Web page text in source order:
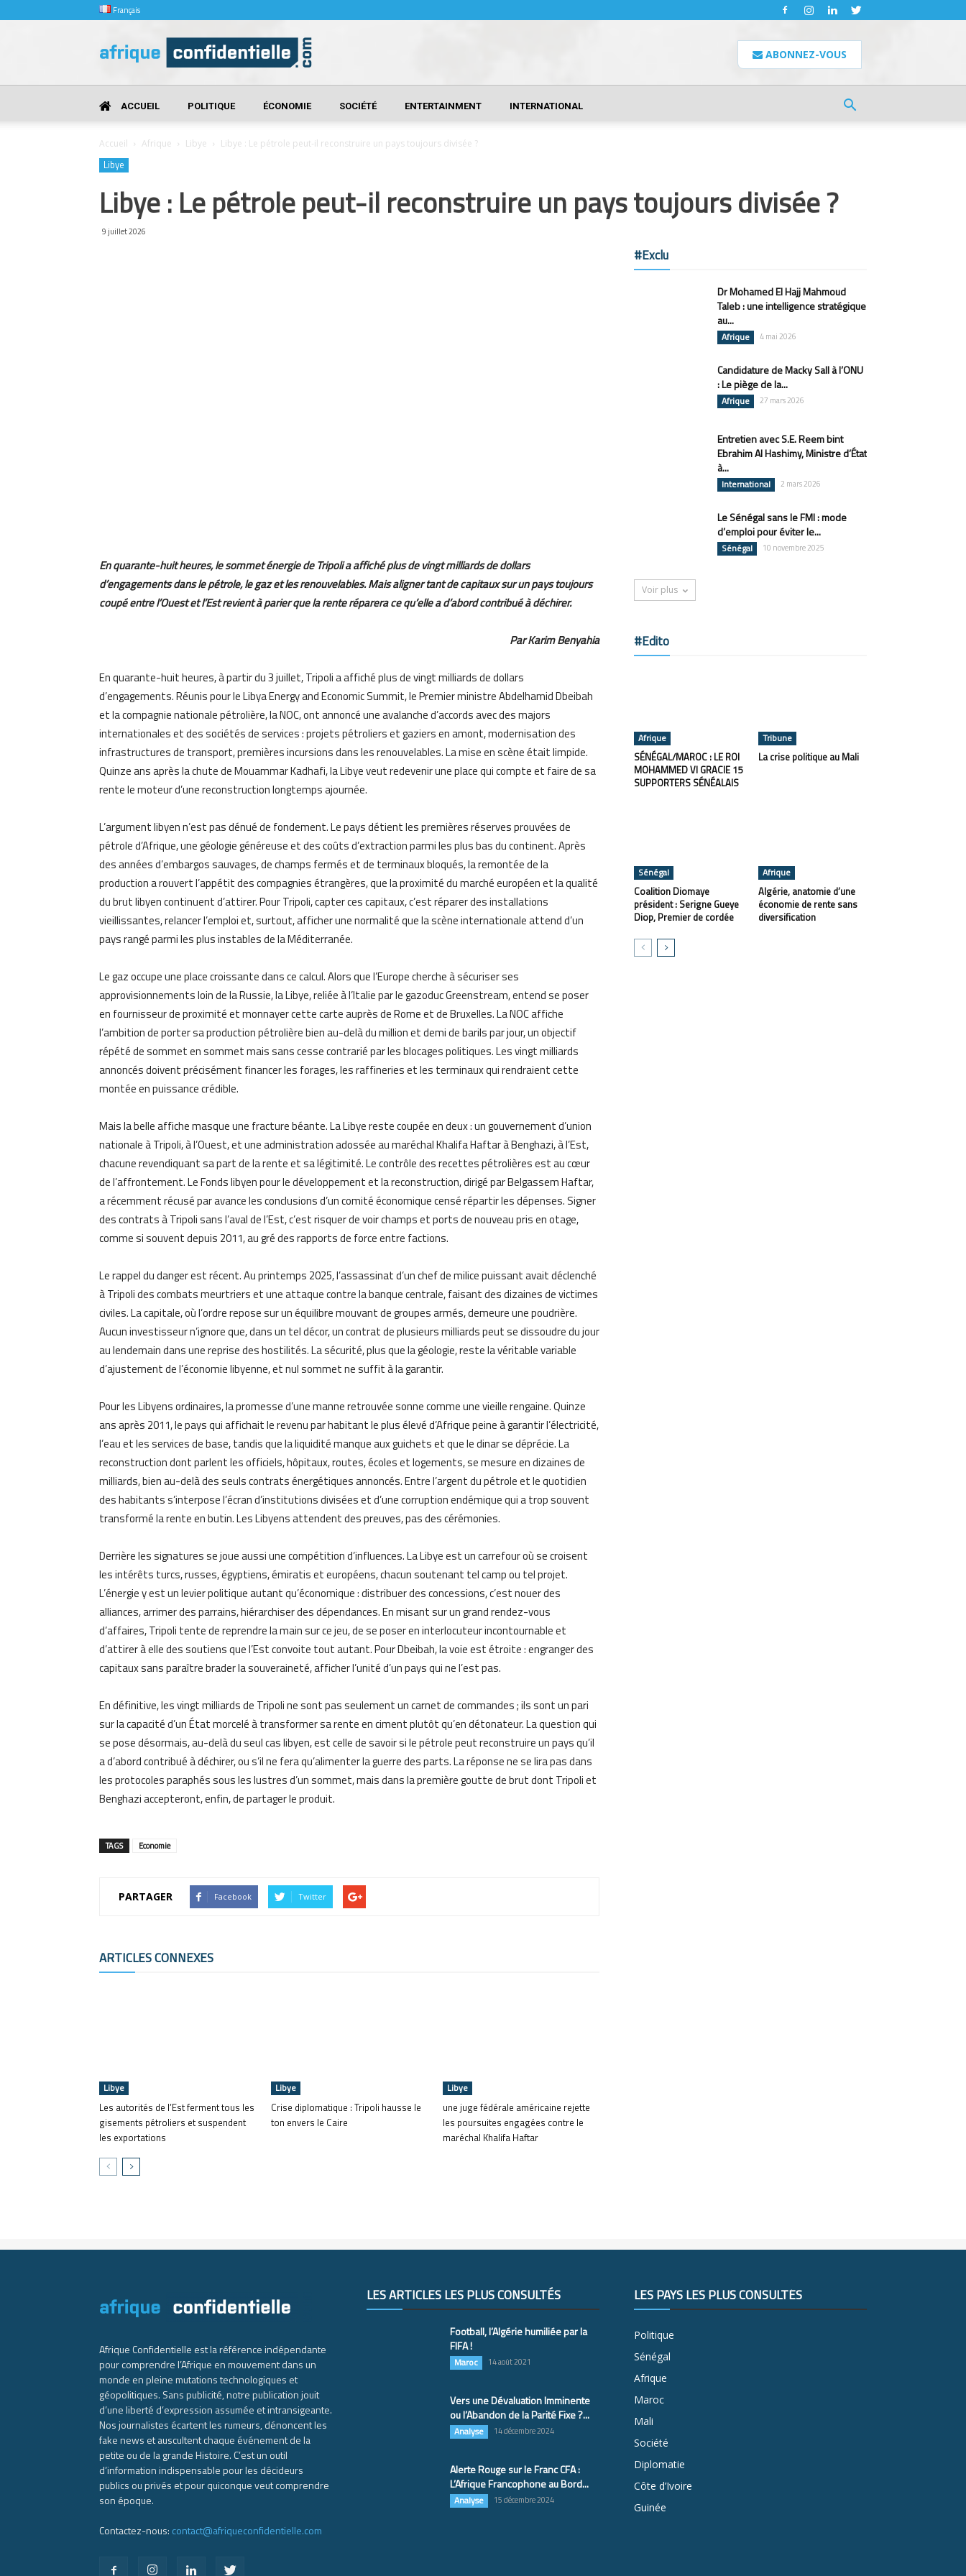
Français
Confidentielle
ABONNEZ-VOUS
ACCUEIL POLITIQUE ÉCONOMIE SOCIÉTÉ ENTERTAINMENT INTERNATIONAL
Accueil Afrique Libye Libye : Le pétrole peut-il reconstruire un pays toujours divisée ?
Libye
Libye : Le pétrole peut-il reconstruire un pays toujours divisée ?
9 juillet 2026
En quarante-huit heures, le sommet énergie de Tripoli a affiché plus de vingt milliards de dollars
d’engagements dans le pétrole, le gaz et les renouvelables. Mais aligner tant de capitaux sur un pays toujours
coupé entre l’Ouest et l’Est revient à parier que la rente réparera ce qu’elle a d’abord contribué à déchirer.
Par Karim Benyahia
En quarante-huit heures, à partir du 3 juillet, Tripoli a affiché plus de vingt milliards de dollars
d’engagements. Réunis pour le Libya Energy and Economic Summit, le Premier ministre Abdelhamid Dbeibah
et la compagnie nationale pétrolière, la NOC, ont annoncé une avalanche d’accords avec des majors
internationales et des sociétés de services : projets pétroliers et gaziers en amont, modernisation des
infrastructures de transport, premières incursions dans les renouvelables. La mise en scène était limpide.
Quinze ans après la chute de Mouammar Kadhafi, la Libye veut redevenir une place qui compte et faire de sa
rente le moteur d’une reconstruction longtemps ajournée.
L’argument libyen n’est pas dénué de fondement. Le pays détient les premières réserves prouvées de
pétrole d’Afrique, une géologie généreuse et des coûts d’extraction parmi les plus bas du continent. Après
des années d’embargos sauvages, de champs fermés et de terminaux bloqués, la remontée de la
production a rouvert l’appétit des compagnies étrangères, que la proximité du marché européen et la qualité
du brut libyen continuent d’attirer. Pour Tripoli, capter ces capitaux, c’est réparer des installations
vieillissantes, relancer l’emploi et, surtout, afficher une normalité que la scène internationale attend d’un
pays rangé parmi les plus instables de la Méditerranée.
Le gaz occupe une place croissante dans ce calcul. Alors que l’Europe cherche à sécuriser ses
approvisionnements loin de la Russie, la Libye, reliée à l’Italie par le gazoduc Greenstream, entend se poser
en fournisseur de proximité et monnayer cette carte auprès de Rome et de Bruxelles. La NOC affiche
l’ambition de porter sa production pétrolière bien au-delà du million et demi de barils par jour, un objectif
répété de sommet en sommet mais sans cesse contrarié par les blocages politiques. Les vingt milliards
annoncés doivent précisément financer les forages, les raffineries et les terminaux qui rendraient cette
montée en puissance crédible.
Mais la belle affiche masque une fracture béante. La Libye reste coupée en deux : un gouvernement d’union
nationale à Tripoli, à l’Ouest, et une administration adossée au maréchal Khalifa Haftar à Benghazi, à l’Est,
chacune revendiquant sa part de la rente et sa légitimité. Le contrôle des recettes pétrolières est au cœur
de l’affrontement. Le Fonds libyen pour le développement et la reconstruction, dirigé par Belgassem Haftar,
a récemment récusé par avance les conclusions d’un comité économique censé répartir les dépenses. Signer
des contrats à Tripoli sans l’aval de l’Est, c’est risquer de voir champs et ports de nouveau pris en otage,
comme si souvent depuis 2011, au gré des rapports de force entre factions.
Le rappel du danger est récent. Au printemps 2025, l’assassinat d’un chef de milice puissant avait déclenché
à Tripoli des combats meurtriers et une attaque contre la banque centrale, faisant des dizaines de victimes
civiles. La capitale, où l’ordre repose sur un équilibre mouvant de groupes armés, demeure une poudrière.
Aucun investisseur n’ignore que, dans un tel décor, un contrat de plusieurs milliards peut se dissoudre du jour
au lendemain dans une reprise des hostilités. La sécurité, plus que la géologie, reste la véritable variable
d’ajustement de l’économie libyenne, et nul sommet ne suffit à la garantir.
Pour les Libyens ordinaires, la promesse d’une manne retrouvée sonne comme une vieille rengaine. Quinze
ans après 2011, le pays qui affichait le revenu par habitant le plus élevé d’Afrique peine à garantir l’électricité,
l’eau et les services de base, tandis que la liquidité manque aux guichets et que le dinar se déprécie. La
reconstruction dont parlent les officiels, hôpitaux, routes, écoles et logements, se mesure en dizaines de
milliards, bien au-delà des seuls contrats énergétiques annoncés. Entre l’argent du pétrole et le quotidien
des habitants s’interpose l’écran d’institutions divisées et d’une corruption endémique qui a trop souvent
transformé la rente en butin. Les Libyens attendent des preuves, pas des cérémonies.
Derrière les signatures se joue aussi une compétition d’influences. La Libye est un carrefour où se croisent
les intérêts turcs, russes, égyptiens, émiratis et européens, chacun soutenant tel camp ou tel projet.
L’énergie y est un levier politique autant qu’économique : distribuer des concessions, c’est nouer des
alliances, arrimer des parrains, hiérarchiser des dépendances. En misant sur un grand rendez-vous
d’affaires, Tripoli tente de reprendre la main sur ce jeu, de se poser en interlocuteur incontournable et
d’attirer à elle des soutiens que l’Est convoite tout autant. Pour Dbeibah, la voie est étroite : engranger des
capitaux sans paraître brader la souveraineté, afficher l’unité d’un pays qui ne l’est pas.
En définitive, les vingt milliards de Tripoli ne sont pas seulement un carnet de commandes ; ils sont un pari
sur la capacité d’un État morcelé à transformer sa rente en ciment plutôt qu’en détonateur. La question qui
se pose désormais, au-delà du seul cas libyen, est celle de savoir si le pétrole peut reconstruire un pays qu’il
a d’abord contribué à déchirer, ou s’il ne fera qu’alimenter la guerre des parts. La réponse ne se lira pas dans
les protocoles paraphés sous les lustres d’un sommet, mais dans la première goutte de brut dont Tripoli et
Benghazi accepteront, enfin, de partager le produit.
TAGS Economie
PARTAGER Facebook Twitter
ARTICLES CONNEXES
Libye
Les autorités de l’Est ferment tous les
gisements pétroliers et suspendent
les exportations
Libye
Crise diplomatique : Tripoli hausse le
ton envers le Caire
Libye
une juge fédérale américaine rejette
les poursuites engagées contre le
maréchal Khalifa Haftar
#Exclu
Dr Mohamed El Hajj Mahmoud
Taleb : une intelligence stratégique
au...
Afrique 4 mai 2026
Candidature de Macky Sall à l’ONU
: Le piège de la...
Afrique 27 mars 2026
Entretien avec S.E. Reem bint
Ebrahim Al Hashimy, Ministre d’État
à...
International 2 mars 2026
Le Sénégal sans le FMI : mode
d’emploi pour éviter le...
Sénégal 10 novembre 2025
Voir plus
#Edito
Afrique
SÉNÉGAL/MAROC : LE ROI
MOHAMMED VI GRACIE 15
SUPPORTERS SÉNÉALAIS
Tribune
La crise politique au Mali
Sénégal
Coalition Diomaye
président : Serigne Gueye
Diop, Premier de cordée
Afrique
Algérie, anatomie d’une
économie de rente sans
diversification
Afrique Confidentielle est la référence indépendante
pour comprendre l’Afrique en mouvement dans un
monde en pleine mutations technologiques et
géopolitiques. Sans publicité, notre publication jouit
d’une liberté d’expression assumée et intransigeante.
Nos journalistes écartent les rumeurs, dénoncent les
fake news et auscultent chaque événement de la
petite ou de la grande Histoire. C’est un outil
d’information indispensable pour les décideurs
publics ou privés et pour quiconque veut comprendre
son époque.
Contactez-nous: contact@afriqueconfidentielle.com
LES ARTICLES LES PLUS CONSULTÉS
Football, l’Algérie humiliée par la
FIFA !
Maroc 14 août 2021
Vers une Dévaluation Imminente
ou l’Abandon de la Parité Fixe ?...
Analyse 14 décembre 2024
Alerte Rouge sur le Franc CFA :
L’Afrique Francophone au Bord...
Analyse 15 décembre 2024
LES PAYS LES PLUS CONSULTÉS
Politique
Sénégal
Afrique
Maroc
Mali
Société
Diplomatie
Côte d’Ivoire
Guinée